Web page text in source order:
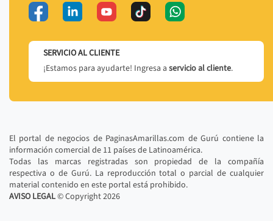
SERVICIO AL CLIENTE
¡Estamos para ayudarte! Ingresa a servicio al cliente.
El portal de negocios de PaginasAmarillas.com de Gurú contiene la
información comercial de 11 países de Latinoamérica.
Todas las marcas registradas son propiedad de la compañía
respectiva o de Gurú. La reproducción total o parcial de cualquier
material contenido en este portal está prohibido.
AVISO LEGAL© Copyright2026